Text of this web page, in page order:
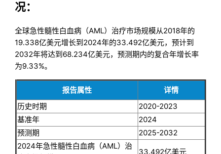
况：
全球急性髓性白血病（AML）治疗市场规模从2018年的
19.338亿美元增长到2024年的33.492亿美元，预计到
2032年将达到68.234亿美元，预测期内的复合年增长率
为9.33%。
报告属性
详情
历史时期
2020-2023
基准年
2024
预测期
2025-2032
2024年急性髓性白血病（AML）治
33.492亿美元